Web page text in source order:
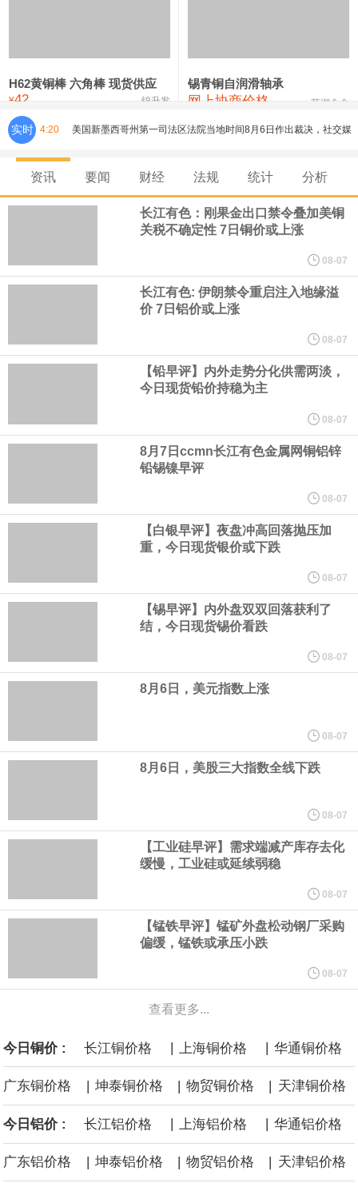
氯化镍 38,300—40,300 39,300 0
H62黄铜棒 六角棒 现货供应
¥42 锦升发
锡青铜自润滑轴承
网上协商价格 芜湖合金
实时 4:20 美国新墨西哥州第一司法区法院当地时间8月6日作出裁决，社交媒
体“脸书（Facebook）”、“照片墙（Instagram）”的母公司美
国“元”公司应向该州一项基金支付5.67 亿美元，用于应对青少年因
一场审判。在那次审判中，新墨西哥州陪审团认定“元”公司需就涉嫌
3.75亿美元的罚款。这5.67亿美元是在3.75亿美元罚款基础上追加
白宫已邀请美国关键矿产行业的顶级高管周五与总统唐纳德·特朗普
会面。据知情人士透露，此次活动旨在展示为促进关键矿产开发和
加工所做的努力，并计划公布一些交易和谅解备忘录。
当地时间8月6日，德国能源企业RWE旗下美国海上风电业务已与美
国内政部达成和解协议，美国政府支付12.2亿美元和解资金，RWE
将放弃位于纽约湾、加州近海和路易斯安那州近海的海上风电租赁
据广钢气体消息，8月6日，广钢气体与韩国头部工业气体服务商
AirFirst正式签署实质性长期战略合作协议。双方将建立常态化技术
共创与市场联动机制，围绕广钢气体自研的“Super-N”超高纯制氮解
决方案开展联合迭代与场景优化，针对韩国先进半导体制程标准持
续打磨定制化供气体系，推动技术方案在海外高端产线完成验证与
央行今日开展10亿元7天逆回购操作，投标量10亿元，中标量10亿
元，操作利率为1.40%，与此前持平。
央行公开市场今日净回笼1,330.0亿元人民币。
当地时间8月6日，丰田汽车宣布在美国召回约50.8万辆2025至2026
年款凯美瑞（Camry）车型，原因是车辆7英寸组合仪表可能在启动
时出现黑屏，导致转向灯、危险警示灯以及部分提示音功能失效。
资讯 要闻 财经 法规 统计 分析
长江有色：刚果金出口禁令叠加美铜
关税不确定性 7日铜价或上涨
08-07
长江有色: 伊朗禁令重启注入地缘溢
价 7日铝价或上涨
08-07
【铅早评】内外走势分化供需两淡，
今日现货铅价持稳为主
08-07
8月7日ccmn长江有色金属网铜铝锌
铅锡镍早评
08-07
【白银早评】夜盘冲高回落抛压加
重，今日现货银价或下跌
08-07
【锡早评】内外盘双双回落获利了
结，今日现货锡价看跌
08-07
8月6日，美元指数上涨
08-07
8月6日，美股三大指数全线下跌
08-07
【工业硅早评】需求端减产库存去化
缓慢，工业硅或延续弱稳
08-07
【锰铁早评】锰矿外盘松动钢厂采购
偏缓，锰铁或承压小跌
08-07
查看更多...
今日铜价 : 长江铜价格 | 上海铜价格 | 华通铜价格
广东铜价格 | 坤泰铜价格 | 物贸铜价格 | 天津铜价格
今日铝价 : 长江铝价格 上海铝价格 华通铝价格
广东铝价格 | 坤泰铝价格 | 物贸铝价格 | 天津铝价格